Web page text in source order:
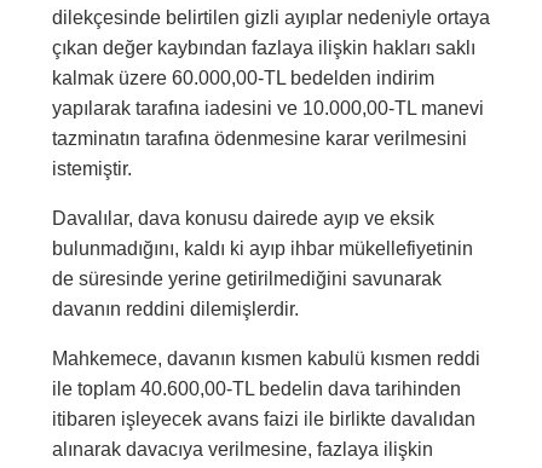
dilekçesinde belirtilen gizli ayıplar nedeniyle ortaya
çıkan değer kaybından fazlaya ilişkin hakları saklı
kalmak üzere 60.000,00-TL bedelden indirim
yapılarak tarafına iadesini ve 10.000,00-TL manevi
tazminatın tarafına ödenmesine karar verilmesini
istemiştir.
Davalılar, dava konusu dairede ayıp ve eksik
bulunmadığını, kaldı ki ayıp ihbar mükellefiyetinin
de süresinde yerine getirilmediğini savunarak
davanın reddini dilemişlerdir.
Mahkemece, davanın kısmen kabulü kısmen reddi
ile toplam 40.600,00-TL bedelin dava tarihinden
itibaren işleyecek avans faizi ile birlikte davalıdan
alınarak davacıya verilmesine, fazlaya ilişkin